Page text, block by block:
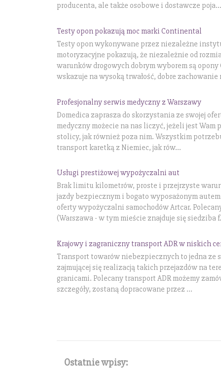
producenta, ale także osobowe i dostawcze poja...
Testy opon pokazują moc marki Continental
Testy opon wykonywane przez niezależne
motoryzacyjne pokazują, że niezależnie od
warunków drogowych dobrym wyborem są
wskazuje na wysoką trwałość, dobre zachowanie
Profesjonalny serwis medyczny z Warszawy
Domedica zaprasza do skorzystania ze swojej
medyczny możecie na nas liczyć, jeżeli jest
stolicy, jak również poza nim. Wszystkim
transport karetką z Niemiec, jak rów...
Usługi prestiżowej wypożyczalni aut
Brak limitu kilometrów, proste i przejrzyste
jazdy bezpiecznym i bogato wyposażonym
oferty wypożyczalni samochodów Artcar.
(Warszawa - w tym mieście znajduje się siedziba
Krajowy i zagraniczny transport ADR w niskich
Transport towarów niebezpiecznych to jedna ze
zajmującej się realizacją takich przejazdów na
granicami. Polecany transport ADR możemy
szczegóły, zostaną dopracowane przez ...
Ostatnie wpisy: